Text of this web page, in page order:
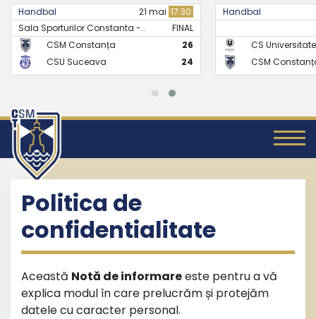
Handbal 21 mai 17:30
Sala Sporturilor Constanta -..
FINAL
CSM Constanța
26
CSU Suceava
24
Handbal
CS
CSM
Politica de
confidentialitate
Această Notă de informareeste pentru a vă
explica modul în care prelucrăm și protejăm
datele cu caracter personal.